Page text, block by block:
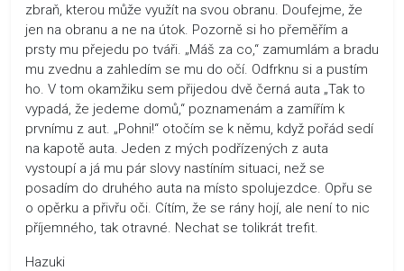
zbraň, kterou může využít na svou obranu. Doufejme, že
jen na obranu a ne na útok. Pozorně si ho přeměřím a
prsty mu přejedu po tváři. „Máš za co,“ zamumlám a bradu
mu zvednu a zahledím se mu do očí. Odfrknu si a pustím
ho. V tom okamžiku sem přijedou dvě černá auta „Tak to
vypadá, že jedeme domů,“ poznamenám a zamířím k
prvnímu z aut. „Pohni!“ otočím se k němu, když pořád sedí
na kapotě auta. Jeden z mých podřízených z auta
vystoupí a já mu pár slovy nastíním situaci, než se
posadím do druhého auta na místo spolujezdce. Opřu se
o opěrku a přivřu oči. Cítím, že se rány hojí, ale není to nic
příjemného, tak otravné. Nechat se tolikrát trefit.
Hazuki